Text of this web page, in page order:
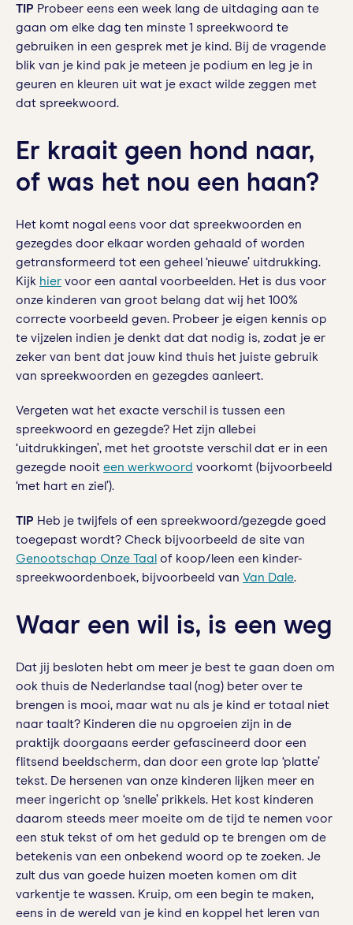
TIP Probeer eens een week lang de uitdaging aan te
gaan om elke dag ten minste 1 spreekwoord te
gebruiken in een gesprek met je kind. Bij de vragende
blik van je kind pak je meteen je podium en leg je in
geuren en kleuren uit wat je exact wilde zeggen met
dat spreekwoord.
Er kraait geen hond naar,
of was het nou een haan?
Het komt nogal eens voor dat spreekwoorden en
gezegdes door elkaar worden gehaald of worden
getransformeerd tot een geheel ‘nieuwe’ uitdrukking.
Kijk hier voor een aantal voorbeelden. Het is dus voor
onze kinderen van groot belang dat wij het 100%
correcte voorbeeld geven. Probeer je eigen kennis op
te vijzelen indien je denkt dat dat nodig is, zodat je er
zeker van bent dat jouw kind thuis het juiste gebruik
van spreekwoorden en gezegdes aanleert.
Vergeten wat het exacte verschil is tussen een
spreekwoord en gezegde? Het zijn allebei
‘uitdrukkingen’, met het grootste verschil dat er in een
gezegde nooit een werkwoord voorkomt (bijvoorbeeld
‘met hart en ziel’).
TIP Heb je twijfels of een spreekwoord/gezegde goed
toegepast wordt? Check bijvoorbeeld de site van
Genootschap Onze Taal of koop/leen een kinder-
spreekwoordenboek, bijvoorbeeld van Van Dale.
Waar een wil is, is een weg
Dat jij besloten hebt om meer je best te gaan doen om
ook thuis de Nederlandse taal (nog) beter over te
brengen is mooi, maar wat nu als je kind er totaal niet
naar taalt? Kinderen die nu opgroeien zijn in de
praktijk doorgaans eerder gefascineerd door een
flitsend beeldscherm, dan door een grote lap ‘platte’
tekst. De hersenen van onze kinderen lijken meer en
meer ingericht op ‘snelle’ prikkels. Het kost kinderen
daarom steeds meer moeite om de tijd te nemen voor
een stuk tekst of om het geduld op te brengen om de
betekenis van een onbekend woord op te zoeken. Je
zult dus van goede huizen moeten komen om dit
varkentje te wassen. Kruip, om een begin te maken,
eens in de wereld van je kind en koppel het leren van